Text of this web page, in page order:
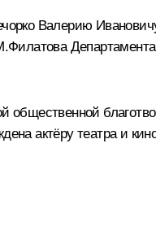
Валерию
общественной
актёру театра и